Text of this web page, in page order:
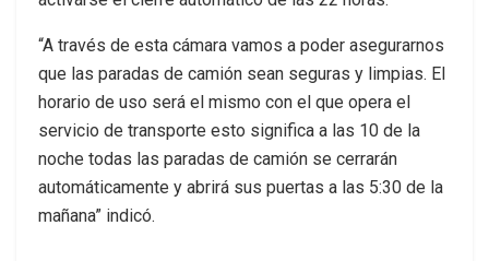
“A través de esta cámara vamos a poder asegurarnos
que las paradas de camión sean seguras y limpias. El
horario de uso será el mismo con el que opera el
servicio de transporte esto significa a las 10 de la
noche todas las paradas de camión se cerrarán
automáticamente y abrirá sus puertas a las 5:30 de la
mañana” indicó.